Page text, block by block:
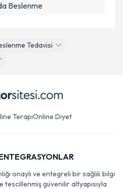
Tedavisi
Beslenme
TerapiOnline Diyet
onaylı ve entegreli bir sağlık bilgi
güvenilir altyapısıyla